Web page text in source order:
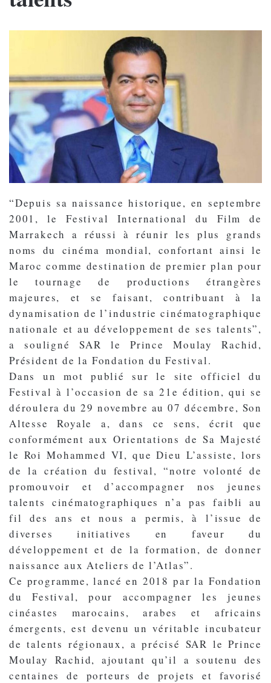
“Depuis sa naissance historique, en septembre
2001, le Festival International du Film de
Marrakech a réussi à réunir les plus grands
noms du cinéma mondial, confortant ainsi le
Maroc comme destination de premier plan pour
le tournage de productions étrangères
majeures, et se faisant, contribuant à la
dynamisation de l’industrie cinématographique
nationale et au développement de ses talents”,
a souligné SAR le Prince Moulay Rachid,
Président de la Fondation du Festival.
Dans un mot publié sur le site officiel du
Festival à l’occasion de sa 21e édition, qui se
déroulera du 29 novembre au 07 décembre, Son
Altesse Royale a, dans ce sens, écrit que
conformément aux Orientations de Sa Majesté
le Roi Mohammed VI, que Dieu L’assiste, lors
de la création du festival, “notre volonté de
promouvoir et d’accompagner nos jeunes
talents cinématographiques n’a pas faibli au
fil des ans et nous a permis, à l’issue de
diverses initiatives en faveur du
développement et de la formation, de donner
naissance aux Ateliers de l’Atlas”.
Ce programme, lancé en 2018 par la Fondation
du Festival, pour accompagner les jeunes
cinéastes marocains, arabes et africains
émergents, est devenu un véritable incubateur
de talents régionaux, a précisé SAR le Prince
Moulay Rachid, ajoutant qu’il a soutenu des
centaines de porteurs de projets et favorisé